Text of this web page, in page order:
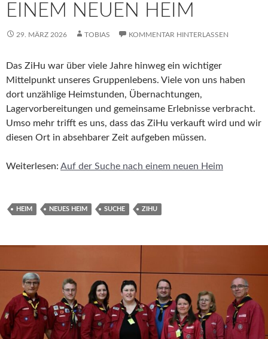
EINEM NEUEN HEIM
29. MÄRZ 2026 TOBIAS KOMMENTAR HINTERLASSEN
Das ZiHu war über viele Jahre hinweg ein wichtiger
Mittelpunkt unseres Gruppenlebens. Viele von uns haben
dort unzählige Heimstunden, Übernachtungen,
Lagervorbereitungen und gemeinsame Erlebnisse verbracht.
Umso mehr trifft es uns, dass das ZiHu verkauft wird und wir
diesen Ort in absehbarer Zeit aufgeben müssen.
Weiterlesen: Auf der Suche nach einem neuen Heim
HEIM NEUES HEIM SUCHE ZIHU